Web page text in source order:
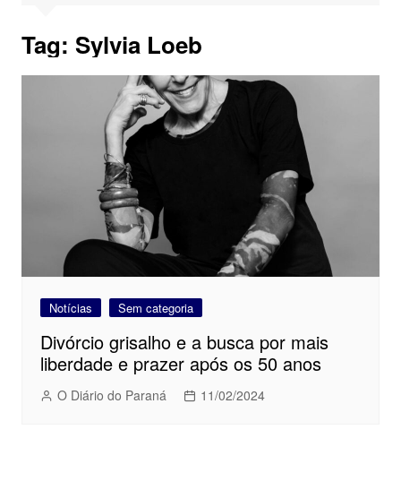
Tag: Sylvia Loeb
Notícias Sem categoria
Divórcio grisalho e a busca por mais
liberdade e prazer após os 50 anos
O Diário do Paraná 11/02/2024